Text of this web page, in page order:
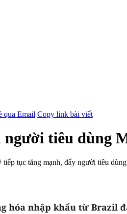
qua Email Copy link bài viết
người tiêu dùng
tục tăng mạnh, đẩy người tiêu
hóa nhập khẩu từ Brazil